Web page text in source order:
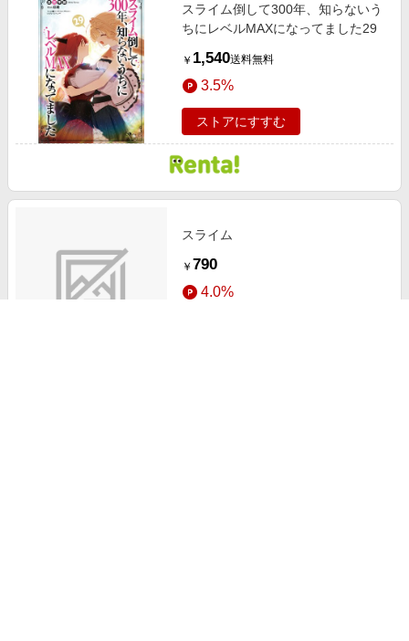
スライム倒して300年、知らないう
ちにレベルMAXになってました29
￥ 1,540送料無料
3.5%
ストアにすすむ
スライム
￥ 790
4.0%